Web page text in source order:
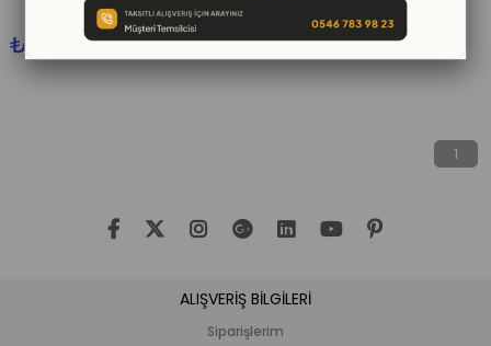
₺0,00 ₺0,00
1
ALIŞVERİŞ BİLGİLERİ
Siparişlerim